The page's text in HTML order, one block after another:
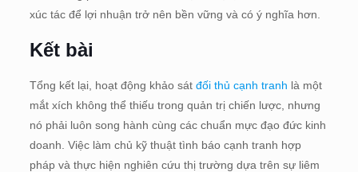
xúc tác để lợi nhuận trở nên bền vững và có ý nghĩa hơn.
Kết bài
Tổng kết lại, hoạt động khảo sát đối thủ cạnh tranh là một
mắt xích không thể thiếu trong quản trị chiến lược, nhưng
nó phải luôn song hành cùng các chuẩn mực đạo đức kinh
doanh. Việc làm chủ kỹ thuật tình báo cạnh tranh hợp
pháp và thực hiện nghiên cứu thị trường dựa trên sự liêm